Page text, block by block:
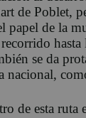
de Poblet,
papel de la
hasta
se da
nacional,
de esta ruta